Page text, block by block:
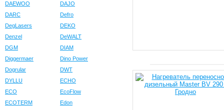
DAEWOO
DAJO
DARC
Defro
DegLasers
DEKO
Denzel
DeWALT
DGM
DIAM
Diggermaer
Dino Power
Dogrular
DWT
DYLLU
ECHO
ECO
EcoFlow
ECOTERM
Edon